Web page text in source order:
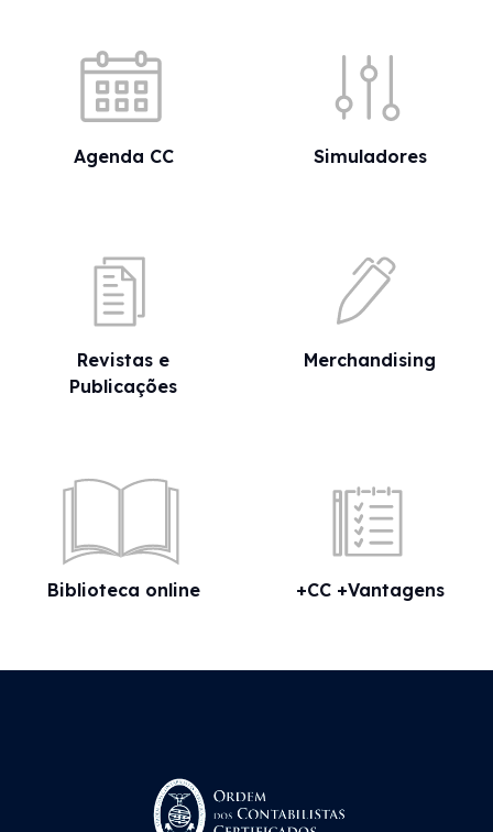
Agenda CC Simuladores
Revistas e
Publicações
Merchandising
Biblioteca online +CC +Vantagens